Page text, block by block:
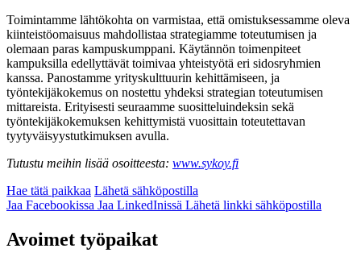
Toimintamme lähtökohta on varmistaa, että omistuksessamme oleva
kiinteistöomaisuus mahdollistaa strategiamme toteutumisen ja
olemaan paras kampuskumppani. Käytännön toimenpiteet
kampuksilla edellyttävät toimivaa yhteistyötä eri sidosryhmien
kanssa. Panostamme yrityskulttuurin kehittämiseen, ja
työntekijäkokemus on nostettu yhdeksi strategian toteutumisen
mittareista. Erityisesti seuraamme suositteluindeksin sekä
työntekijäkokemuksen kehittymistä vuosittain toteutettavan
tyytyväisyystutkimuksen avulla.
Tutustu meihin lisää osoitteesta: www.sykoy.fi
Hae tätä paikkaa Lähetä sähköpostilla
Jaa Facebookissa Jaa LinkedInissä Lähetä linkki sähköpostilla
Avoimet työpaikat